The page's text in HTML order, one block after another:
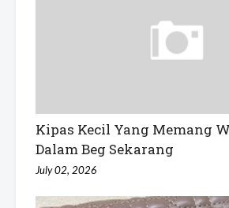
Kipas Kecil Yang Memang
Dalam Beg Sekarang
July 02, 2026